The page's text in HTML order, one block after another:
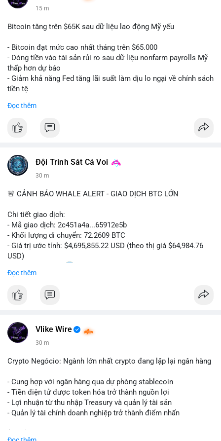
15 m
Bitcoin tăng trên $65K sau dữ liệu lao động Mỹ yếu
- Bitcoin đạt mức cao nhất tháng trên $65.000
- Dòng tiền vào tài sản rủi ro sau dữ liệu nonfarm payrolls Mỹ
thấp hơn dự báo
- Giảm khả năng Fed tăng lãi suất làm dịu lo ngại về chính sách
tiền tệ
📰 Nguồn: Cointelegraph
Đọc thêm
Đội Trinh Sát Cá Voi
30 m
🚨 CẢNH BÁO WHALE ALERT - GIAO DỊCH BTC LỚN
Chi tiết giao dịch:
- Mã giao dịch: 2c451a4a...65912e5b
- Khối lượng di chuyển: 72.2609 BTC
- Giá trị ước tính: $4,695,855.22 USD (theo thị giá $64,984.76
USD)
- Thời gian: 15:20
Nhận định phân tích hành vi của Cá voi dựa trên giao dịch này:
Lượng BTC trị giá gần 4,7 triệu USD được dồn vào một giao
giao dịch, áp lực bán ngắn hạn có thể gia tăng, ảnh hưởng đến
tâm lý nhà đầu tư. Ngược lại, nếu dòng tiền đổ về ví lạnh, đây
vùng giá hiện tại thay vì thoát ra.
Lời khuyên ngắn gọn cho nhà đầu tư nhỏ lẻ: Theo dõi sát địa
chỉ nhận của giao dịch này trong 24-48 giờ tới. Đừng vội hành
động theo cảm xúc khi chỉ dựa vào một lệnh chuyển đơn lẻ;
hãy quan sát thêm các lệnh tiếp theo để xác nhận xu hướng
Đọc thêm
Vlike Wire
30 m
Crypto Negócio: Ngành lớn nhất crypto đang lặp lại ngân hàng
- Cung hợp với ngân hàng qua dự phòng stablecoin
- Tiền điện tử được token hóa trở thành nguồn lợi
- Lợi nhuận từ thu nhập Treasury và quản lý tài sản
- Quản lý tài chính doanh nghiệp trở thành điểm nhấn